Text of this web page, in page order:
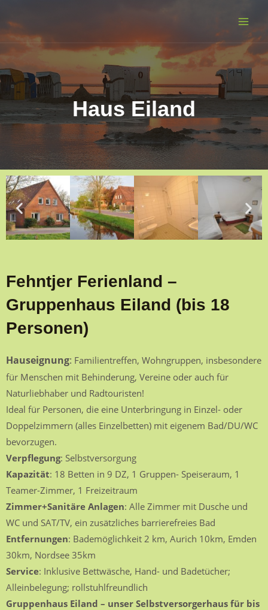
Haus Eiland
Fehntjer Ferienland –
Gruppenhaus Eiland (bis 18
Personen)
Hauseignung: Familientreffen, Wohngruppen, insbesondere
für Menschen mit Behinderung, Vereine oder auch für
Naturliebhaber und Radtouristen!
Ideal für Personen, die eine Unterbringung in Einzel- oder
Doppelzimmern (alles Einzelbetten) mit eigenem Bad/DU/WC
bevorzugen.
Verpflegung: Selbstversorgung
Kapazität: 18 Betten in 9 DZ, 1 Gruppen- Speiseraum, 1
Teamer-Zimmer, 1 Freizeitraum
Zimmer+Sanitäre Anlagen: Alle Zimmer mit Dusche und
WC und SAT/TV, ein zusätzliches barrierefreies Bad
Entfernungen: Bademöglichkeit 2 km, Aurich 10km, Emden
30km, Nordsee 35km
Service: Inklusive Bettwäsche, Hand- und Badetücher;
Alleinbelegung; rollstuhlfreundlich
Gruppenhaus Eiland – unser Selbstversorgerhaus für bis